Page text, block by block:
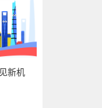
新机